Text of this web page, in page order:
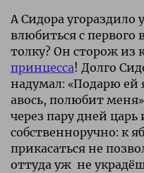
А Сидора угораздило
влюбиться с первого
толку? Он сторож из
принцесса! Долго
надумал: «Подарю
авось, полюбит
через пару дней царь
собственноручно: к
прикасаться не
оттуда уж не